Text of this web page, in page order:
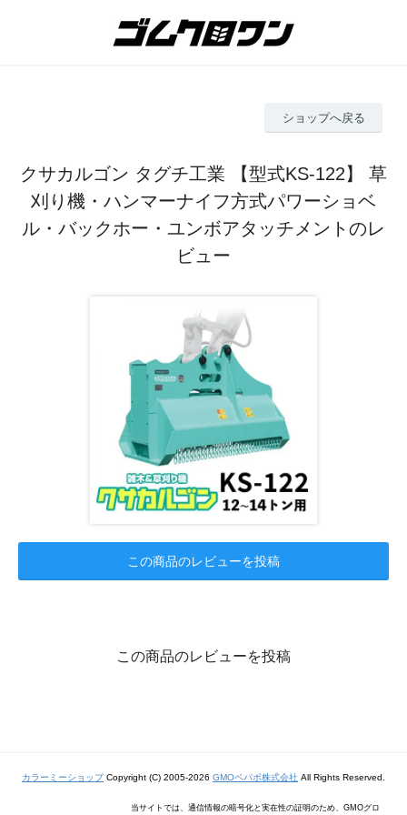
ショップへ戻る
クサカルゴン タグチ工業 【型式KS-122】 草
刈り機・ハンマーナイフ方式パワーショベ
ル・バックホー・ユンボアタッチメントのレ
ビュー
この商品のレビューを投稿
この商品のレビューを投稿
カラーミーショップCopyright (C) 2005-2026 GMOペパボ株式会社 All Rights Reserved.
当サイトでは、通信情報の暗号化と実在性の証明のため、GMOグロ